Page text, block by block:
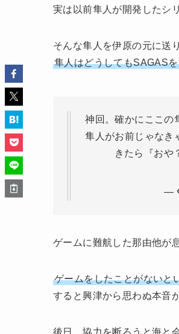
実は以前隼人が開発したシ
そんな隼人を伊原の元に送
隼人はどうしてもSAGAS
神回。確かにここの
隼人がお前じゃなき
きたら『おや
—
ゲームに難航した那由他が
ゲームをしたことがないと
すると興津から思わぬ本音
後日、協力を断ろうと海と